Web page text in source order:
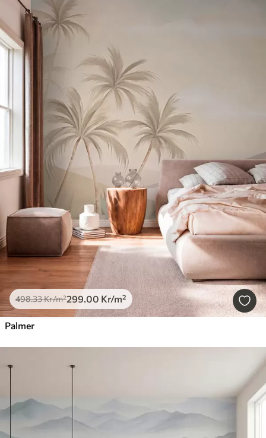
498.33Kr/m²299.00 Kr/m²
Palmer